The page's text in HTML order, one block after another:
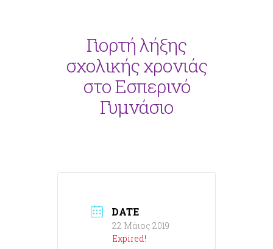
Γιορτή λήξης
σχολικής χρονιάς
στο Εσπερινό
Γυμνάσιο
DATE
22 Μάιος 2019
Expired!